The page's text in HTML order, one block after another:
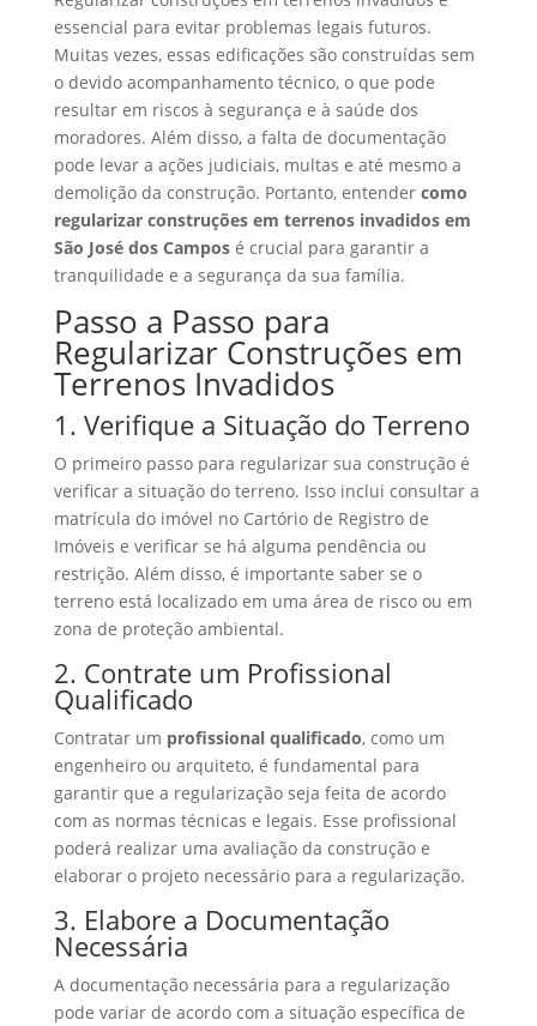
essencial para evitar problemas legais futuros.
Muitas vezes, essas edificações são construídas sem
o devido acompanhamento técnico, o que pode
resultar em riscos à segurança e à saúde dos
moradores. Além disso, a falta de documentação
pode levar a ações judiciais, multas e até mesmo a
demolição da construção. Portanto, entender como
regularizar construções em terrenos invadidos em
São José dos Camposé crucial para garantir a
tranquilidade e a segurança da sua família.
Passo a Passo para
Regularizar Construções em
Terrenos Invadidos
1. Verifique a Situação do Terreno
O primeiro passo para regularizar sua construção é
verificar a situação do terreno. Isso inclui consultar a
matrícula do imóvel no Cartório de Registro de
Imóveis e verificar se há alguma pendência ou
restrição. Além disso, é importante saber se o
terreno está localizado em uma área de risco ou em
zona de proteção ambiental.
2. Contrate um Profissional
Qualificado
Contratar um profissional qualificado, como um
engenheiro ou arquiteto, é fundamental para
garantir que a regularização seja feita de acordo
com as normas técnicas e legais. Esse profissional
poderá realizar uma avaliação da construção e
elaborar o projeto necessário para a regularização.
3. Elabore a Documentação
Necessária
A documentação necessária para a regularização
pode variar de acordo com a situação específica de